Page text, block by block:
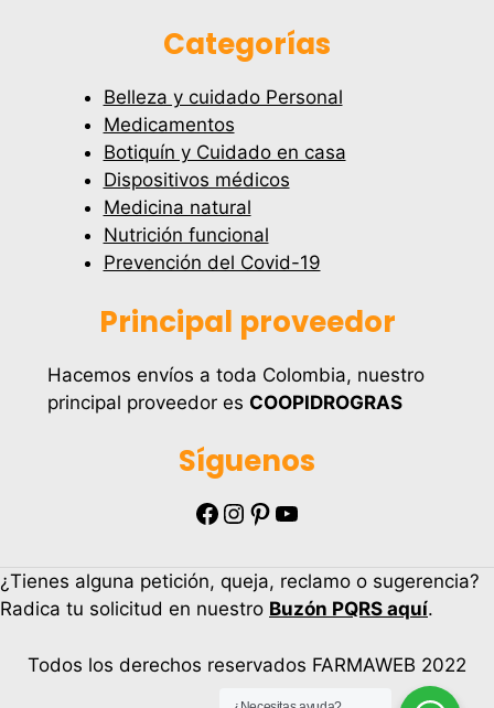
Categorías
Belleza y cuidado Personal
Medicamentos
Botiquín y Cuidado en casa
Dispositivos médicos
Medicina natural
Nutrición funcional
Prevención del Covid-19
Principal proveedor
Hacemos envíos a toda Colombia, nuestro
principal proveedor es COOPIDROGRAS
Síguenos
Facebook Instagram Pinterest YouTube
¿Tienes alguna petición, queja, reclamo o sugerencia?
Radica tu solicitud en nuestro Buzón PQRS aquí.
Todos los derechos reservados FARMAWEB 2022